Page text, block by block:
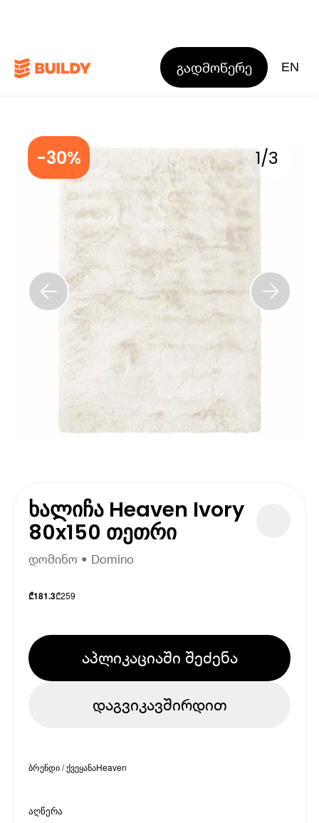
გადმოწერე EN
-30% 1/3
ხალიჩა Heaven Ivory
80x150 თეთრი
დომინო • Domino
₾181.3₾259
აპლიკაციაში შეძენა
დაგვიკავშირდით
ბრენდი / ქვეყანაHeaven
აღწერა